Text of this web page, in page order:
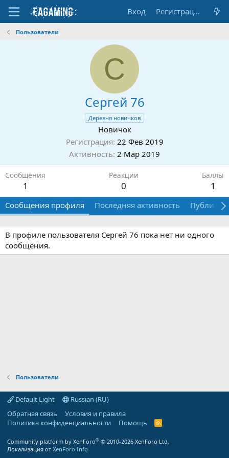
Вход Регистрация
Пользователи
С
Сергей 76
Деревня новичков
Новичок
Регистрация 22 Фев 2019
Активность 2 Мар 2019
Сообщения
1
Реакции
0
Баллы
1
Сообщения профиля Последняя активность
В профиле пользователя Сергей 76 пока нет ни одного
сообщения.
Пользователи
Default Light
Russian (RU)
Обратная связь
Условия и правила
Политика конфиденциальности
Помощь
R
Community platform by XenForo® © 2010-2026 XenForo Ltd.
Локализация от XenForo.Info